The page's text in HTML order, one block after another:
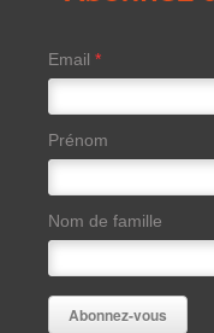
Email *
Prénom
Nom de famille